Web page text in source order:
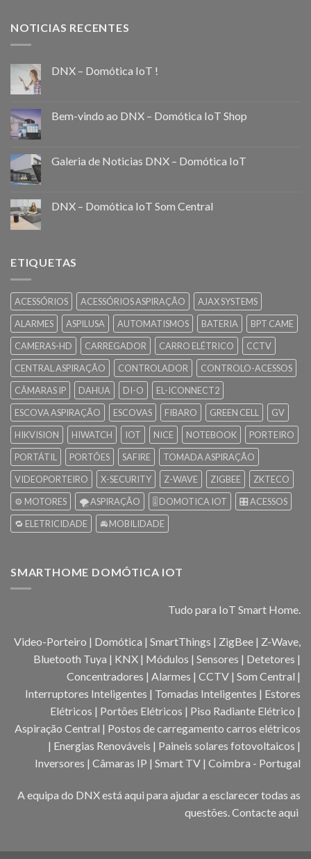
NOTICIAS RECENTES
DNX – Domótica IoT !
Bem-vindo ao DNX – Domótica IoT Shop
Galeria de Noticias DNX – Domótica IoT
DNX – Domótica IoT Som Central
ETIQUETAS
ACESSÓRIOS ACESSÓRIOS ASPIRAÇÃO
AJAX SYSTEMS
ALARMES
ASPILUSA AUTOMATISMOS BATERIA
BPT CAME
CAMERAS-HD
CARREGADOR CARRO ELÉTRICO
CCTV
CENTRAL ASPIRAÇÃO
CONTROLADOR
CONTROLO-ACESSOS
CÂMARAS IP
DAHUA DI-O
EL-ICONNECT2
ESCOVA ASPIRAÇÃO
ESCOVAS FIBARO GREEN CELL
GV
HIKVISION
HIWATCH IOT NICE NOTEBOOK
PORTEIRO
PORTÁTIL
PORTÕES SAFIRE
TOMADA ASPIRAÇÃO
VIDEOPORTEIRO
X-SECURITY Z-WAVE ZIGBEE
ZKTECO
⚙️ MOTORES
🌪️ ASPIRAÇÃO 🎚️ DOMOTICA IOT
🎛️ ACESSOS
🔁 ELETRICIDADE
🚘 MOBILIDADE
SMARTHOME DOMÓTICA IOT
Tudo para IoT Smart Home.
Video-Porteiro | Domótica | SmartThings | ZigBee | Z-Wave,
Bluetooth Tuya | KNX | Módulos | Sensores | Detetores |
Concentradores | Alarmes | CCTV | Som Central |
Interruptores Inteligentes | Tomadas Inteligentes | Estores
Elétricos | Portões Elétricos | Piso Radiante Elétrico |
Aspiração Central | Postos de carregamento carros elétricos
| Energias Renováveis | Paineis solares fotovoltaicos |
Inversores | Câmaras IP | Smart TV | Coimbra - Portugal
A equipa do DNX está aqui para ajudar a esclarecer todas as
questões. Contacte aqui